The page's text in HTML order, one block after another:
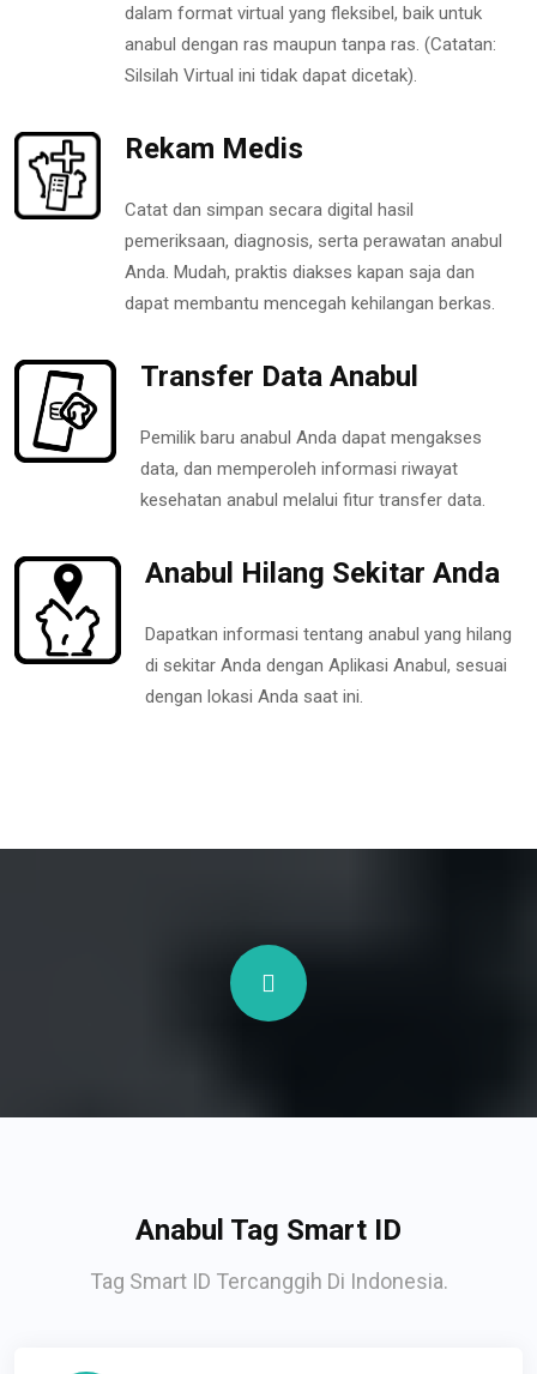
dalam format virtual yang fleksibel, baik untuk
anabul dengan ras maupun tanpa ras. (Catatan:
Silsilah Virtual ini tidak dapat dicetak).
Rekam Medis
Catat dan simpan secara digital hasil
pemeriksaan, diagnosis, serta perawatan anabul
Anda. Mudah, praktis diakses kapan saja dan
dapat membantu mencegah kehilangan berkas.
Transfer Data Anabul
Pemilik baru anabul Anda dapat mengakses
data, dan memperoleh informasi riwayat
kesehatan anabul melalui fitur transfer data.
Anabul Hilang Sekitar Anda
Dapatkan informasi tentang anabul yang hilang
di sekitar Anda dengan Aplikasi Anabul, sesuai
dengan lokasi Anda saat ini.
Anabul Tag Smart ID
Tag Smart ID Tercanggih Di Indonesia.